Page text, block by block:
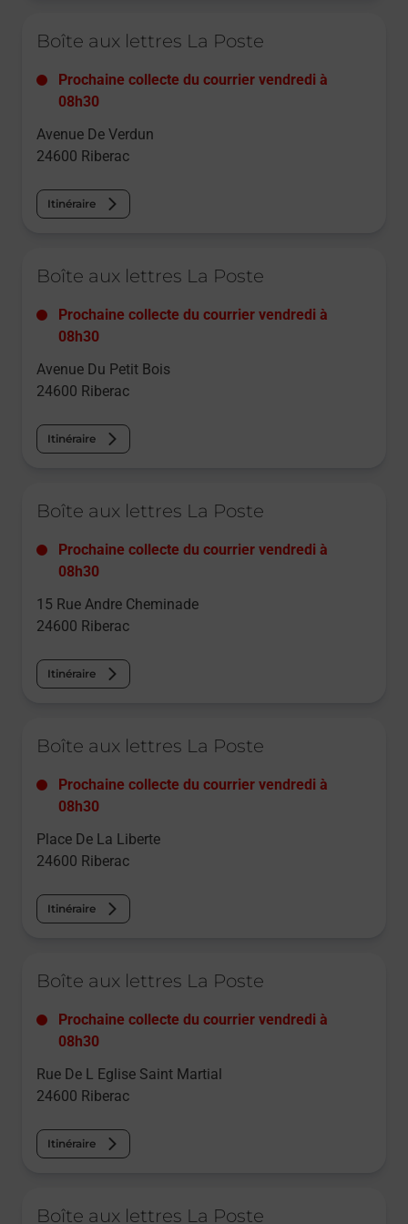
Boîte aux lettres La Poste
Prochaine collecte du courrier vendredi à
08h30
Avenue De Verdun
24600 Riberac
Itinéraire
Boîte aux lettres La Poste
Prochaine collecte du courrier vendredi à
08h30
Avenue Du Petit Bois
24600 Riberac
Itinéraire
Boîte aux lettres La Poste
Prochaine collecte du courrier vendredi à
08h30
15 Rue Andre Cheminade
24600 Riberac
Itinéraire
Boîte aux lettres La Poste
Prochaine collecte du courrier vendredi à
08h30
Place De La Liberte
24600 Riberac
Itinéraire
Boîte aux lettres La Poste
Prochaine collecte du courrier vendredi à
08h30
Rue De L Eglise Saint Martial
24600 Riberac
Itinéraire
Boîte aux lettres La Poste